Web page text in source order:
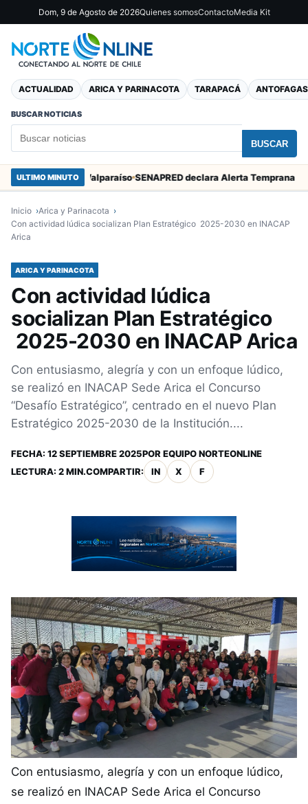
Dom, 9 de Agosto de 2026Quienes somosContactoMedia Kit
ACTUALIDAD ARICA Y PARINACOTA TARAPACÁ
BUSCAR NOTICIAS
BUSCAR
ULTIMO MINUTO
Marcos en Valparaíso
Inicio
Arica y Parinacota
Con actividad lúdica socializan Plan Estratégico 2025-2030 en INACAP
Arica
ARICA Y PARINACOTA
Con actividad lúdica
socializan Plan Estratégico
2025-2030 en INACAP Arica
Con entusiasmo, alegría y con un enfoque lúdico,
se realizó en INACAP Sede Arica el Concurso
“Desafío Estratégico”, centrado en el nuevo Plan
Estratégico 2025-2030 de la Institución....
FECHA: 12 SEPTIEMBRE 2025POR EQUIPO NORTEONLINE
LECTURA: 2 MIN.COMPARTIR: IN X F
Con entusiasmo, alegría y con un enfoque lúdico,
se realizó en INACAP Sede Arica el Concurso